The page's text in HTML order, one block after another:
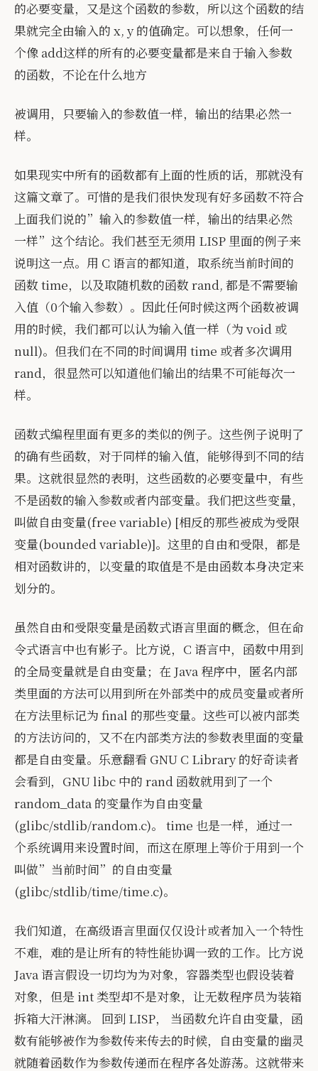
的必要变量，又是这个函数的参数，所以这个函数的结
果就完全由输入的 x, y 的值确定。可以想象，任何一
个像 add这样的所有的必要变量都是来自于输入参数
的函数，不论在什么地方
被调用，只要输入的参数值一样，输出的结果必然一
样。
如果现实中所有的函数都有上面的性质的话，那就没有
这篇文章了。可惜的是我们很快发现有好多函数不符合
上面我们说的”输入的参数值一样，输出的结果必然
一样”这个结论。我们甚至无须用 LISP 里面的例子来
说明这一点。用 C 语言的都知道，取系统当前时间的
函数 time，以及取随机数的函数 rand, 都是不需要输
入值（0个输入参数）。因此任何时候这两个函数被调
用的时候，我们都可以认为输入值一样（为 void 或
null)。但我们在不同的时间调用 time 或者多次调用
rand，很显然可以知道他们输出的结果不可能每次一
样。
函数式编程里面有更多的类似的例子。这些例子说明了
的确有些函数，对于同样的输入值，能够得到不同的结
果。这就很显然的表明，这些函数的必要变量中，有些
不是函数的输入参数或者内部变量。我们把这些变量，
叫做自由变量(free variable) [相反的那些被成为受限
变量(bounded variable)]。这里的自由和受限，都是
相对函数讲的，以变量的取值是不是由函数本身决定来
划分的。
虽然自由和受限变量是函数式语言里面的概念，但在命
令式语言中也有影子。比方说，C 语言中，函数中用到
的全局变量就是自由变量；在 Java 程序中，匿名内部
类里面的方法可以用到所在外部类中的成员变量或者所
在方法里标记为 final 的那些变量。这些可以被内部类
的方法访问的，又不在内部类方法的参数表里面的变量
都是自由变量。乐意翻看 GNU C Library 的好奇读者
会看到，GNU libc 中的 rand 函数就用到了一个
random_data 的变量作为自由变量
(glibc/stdlib/random.c)。 time 也是一样，通过一
个系统调用来设置时间，而这在原理上等价于用到一个
叫做”当前时间”的自由变量
(glibc/stdlib/time/time.c)。
我们知道，在高级语言里面仅仅设计或者加入一个特性
不难，难的是让所有的特性能协调一致的工作。比方说
Java 语言假设一切均为为对象，容器类型也假设装着
对象，但是 int 类型却不是对象，让无数程序员为装箱
拆箱大汗淋漓。 回到 LISP， 当函数允许自由变量，函
数有能够被作为参数传来传去的时候，自由变量的幽灵
就随着函数作为参数传递而在程序各处游荡。这就带来